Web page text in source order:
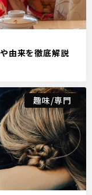
由来を徹底解説
趣味/専門